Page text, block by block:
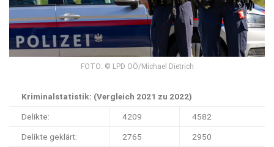
FOTO: © LPD OÖ/Michael Dietrich
Kriminalstatistik: (Vergleich 2021 zu 2022)
Delikte: 4209 4582
Delikte geklärt: 2765 2950